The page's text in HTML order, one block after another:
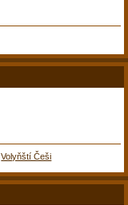
Volyňští Češi